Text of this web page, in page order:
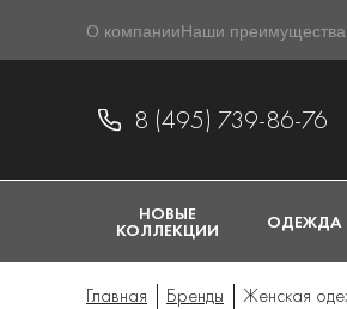
О компанииНаши преимущества
8 (495) 739-86-76
НОВЫЕ
КОЛЛЕКЦИИ ОДЕЖДА
Главная Бренды Женская